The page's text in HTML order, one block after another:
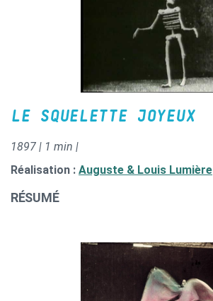
LE SQUELETTE JOYEUX
1897 | 1 min |
Réalisation : Auguste & Louis Lumière
RÉSUMÉ